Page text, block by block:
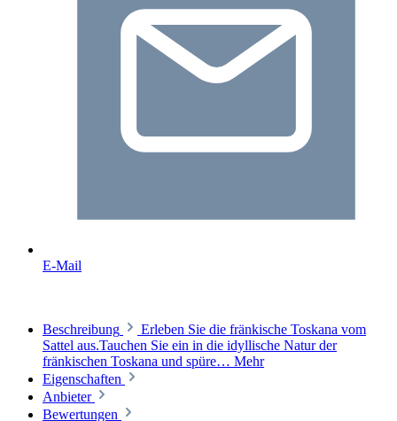
E-Mail
Beschreibung
Erleben Sie die fränkische Toskana vom
Sattel aus.Tauchen Sie ein in die idyllische Natur der
fränkischen Toskana und spüre… Mehr
Eigenschaften
Anbieter
Bewertungen